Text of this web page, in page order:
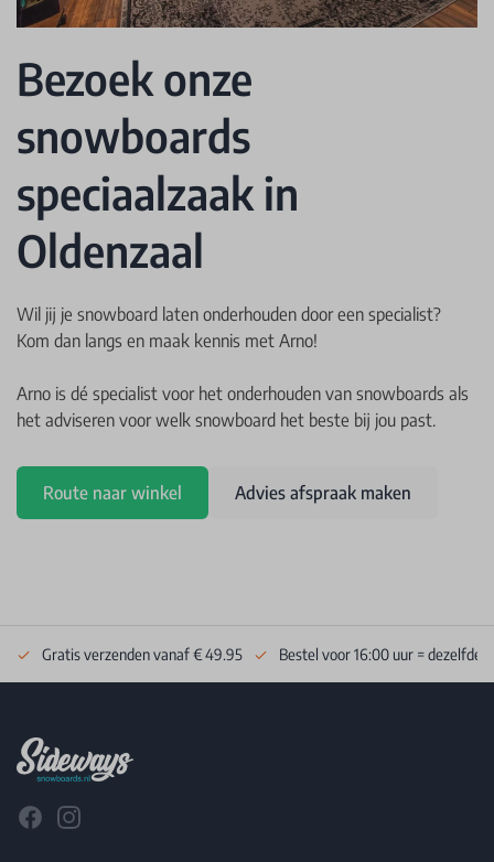
Bezoek onze
snowboards
speciaalzaak in
Oldenzaal
Wil jij je snowboard laten onderhouden door een specialist?
Kom dan langs en maak kennis met Arno!
Arno is dé specialist voor het onderhouden van snowboards als
het adviseren voor welk snowboard het beste bij jou past.
Route naar winkel Advies afspraak maken
Gratis verzenden vanaf € 49.95 Bestel voor 16:00 uur = dezelfde
FacebookInstagram